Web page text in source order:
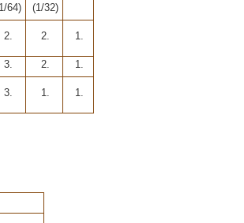
64)
(1/32)
2. 2. 1.
3. 2. 1.
3. 1. 1.